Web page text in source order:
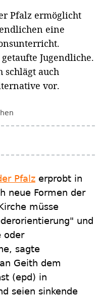
Pfalz ermöglicht
eine
Jugendliche.
schlägt auch
vor.
Pfalz erprobt in
neue Formen der
müsse
und
oder
sagte
Geith dem
(epd) in
seien sinkende